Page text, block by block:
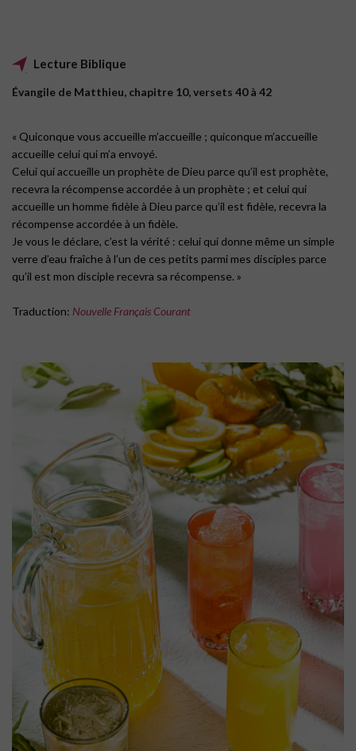
Lecture Biblique
Évangile de Matthieu, chapitre 10, versets 40 à 42
« Quiconque vous accueille m’accueille ; quiconque m’accueille
accueille celui qui m’a envoyé.
Celui qui accueille un prophète de Dieu parce qu’il est prophète,
recevra la récompense accordée à un prophète ; et celui qui
accueille un homme fidèle à Dieu parce qu’il est fidèle, recevra la
récompense accordée à un fidèle.
Je vous le déclare, c’est la vérité : celui qui donne même un simple
verre d’eau fraîche à l’un de ces petits parmi mes disciples parce
qu’il est mon disciple recevra sa récompense. »
Traduction: Nouvelle Français Courant